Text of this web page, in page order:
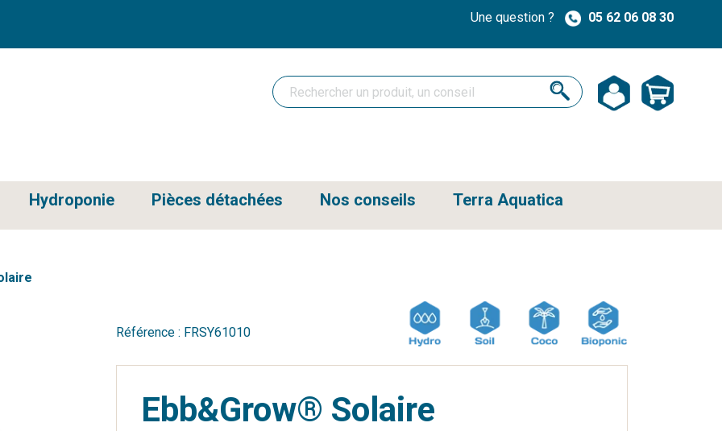
Une question ? 05 62 06 08 30
Hydroponie Pièces détachées Nos conseils Terra Aquatica
Référence : FRSY61010
Ebb&Grow® Solaire